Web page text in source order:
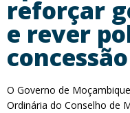
reforçar
e rever
O Governo de
Ordinária do Conselho de